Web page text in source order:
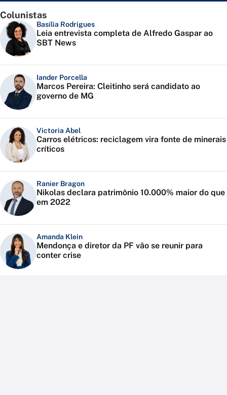
Colunistas
Basília Rodrigues
Leia entrevista completa de Alfredo Gaspar ao
SBT News
Iander Porcella
Marcos Pereira: Cleitinho será candidato ao
governo de MG
Victoria Abel
Carros elétricos: reciclagem vira fonte de minerais
críticos
Ranier Bragon
Nikolas declara patrimônio 10.000% maior do que
em 2022
Amanda Klein
Mendonça e diretor da PF vão se reunir para
conter crise